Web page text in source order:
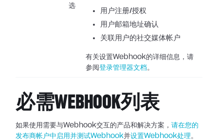
选
用户注册/授权
用户邮箱地址确认
关联用户的社交媒体帐户
有关设置Webhook的详细信息，请
参阅 登录管理器文档。
必需WEBHOOK列表
如果使用需要与Webhook交互的产品和解决方案， 请在您的
发布商帐户中启用并测试Webhook并设置Webhook处理。